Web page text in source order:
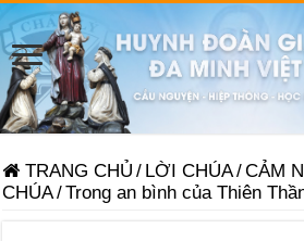
TRANG CHỦ / LỜI CHÚA/CẢM
CHÚA/Trong an bình của Thiên